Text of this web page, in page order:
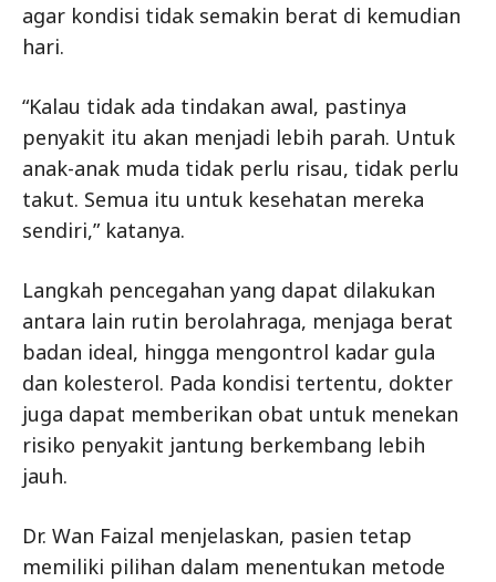
agar kondisi tidak semakin berat di kemudian
hari.
“Kalau tidak ada tindakan awal, pastinya
penyakit itu akan menjadi lebih parah. Untuk
anak-anak muda tidak perlu risau, tidak perlu
takut. Semua itu untuk kesehatan mereka
sendiri,” katanya.
Langkah pencegahan yang dapat dilakukan
antara lain rutin berolahraga, menjaga berat
badan ideal, hingga mengontrol kadar gula
dan kolesterol. Pada kondisi tertentu, dokter
juga dapat memberikan obat untuk menekan
risiko penyakit jantung berkembang lebih
jauh.
Dr. Wan Faizal menjelaskan, pasien tetap
memiliki pilihan dalam menentukan metode